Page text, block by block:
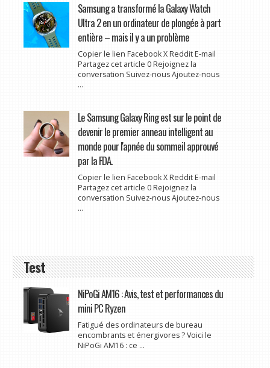
Samsung a transformé la Galaxy Watch
Ultra 2 en un ordinateur de plongée à part
entière – mais il y a un problème
Copier le lien Facebook X Reddit E-mail
Partagez cet article 0 Rejoignez la
conversation Suivez-nous Ajoutez-nous
...
Le Samsung Galaxy Ring est sur le point de
devenir le premier anneau intelligent au
monde pour l'apnée du sommeil approuvé
par la FDA.
Copier le lien Facebook X Reddit E-mail
Partagez cet article 0 Rejoignez la
conversation Suivez-nous Ajoutez-nous
...
Test
NiPoGi AM16 : Avis, test et performances du
mini PC Ryzen
Fatigué des ordinateurs de bureau
encombrants et énergivores ? Voici le
NiPoGi AM16 : ce ...